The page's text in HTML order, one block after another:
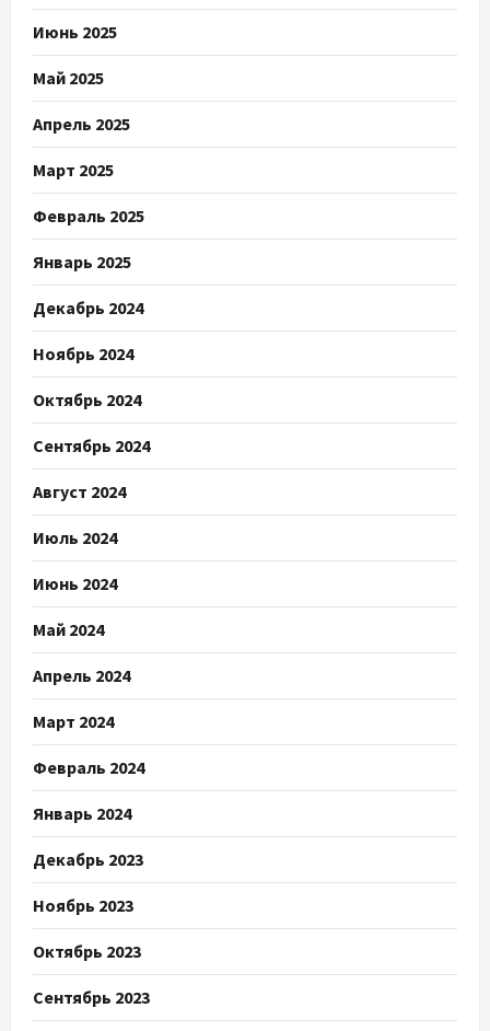
Июнь 2025
Май 2025
Апрель 2025
Март 2025
Февраль 2025
Январь 2025
Декабрь 2024
Ноябрь 2024
Октябрь 2024
Сентябрь 2024
Август 2024
Июль 2024
Июнь 2024
Май 2024
Апрель 2024
Март 2024
Февраль 2024
Январь 2024
Декабрь 2023
Ноябрь 2023
Октябрь 2023
Сентябрь 2023